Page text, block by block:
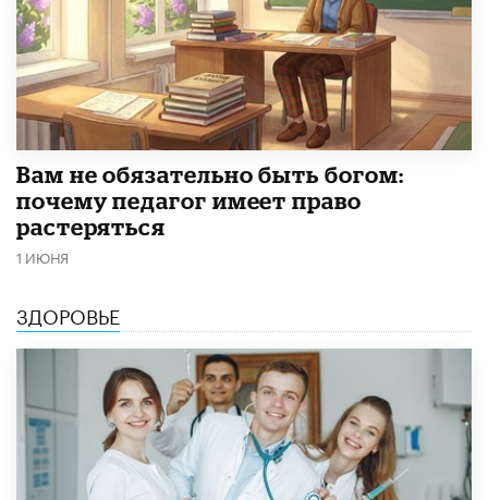
​Вам не обязательно быть богом:
почему педагог имеет право
растеряться
1 ИЮНЯ
ЗДОРОВЬЕ